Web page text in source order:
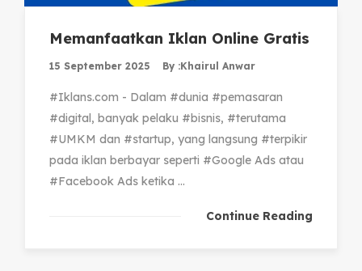
Memanfaatkan Iklan Online Gratis
15 September 2025 By :Khairul Anwar
#Iklans.com - Dalam #dunia #pemasaran
#digital, banyak pelaku #bisnis, #terutama
#UMKM dan #startup, yang langsung #terpikir
pada iklan berbayar seperti #Google Ads atau
#Facebook Ads ketika ...
Continue Reading